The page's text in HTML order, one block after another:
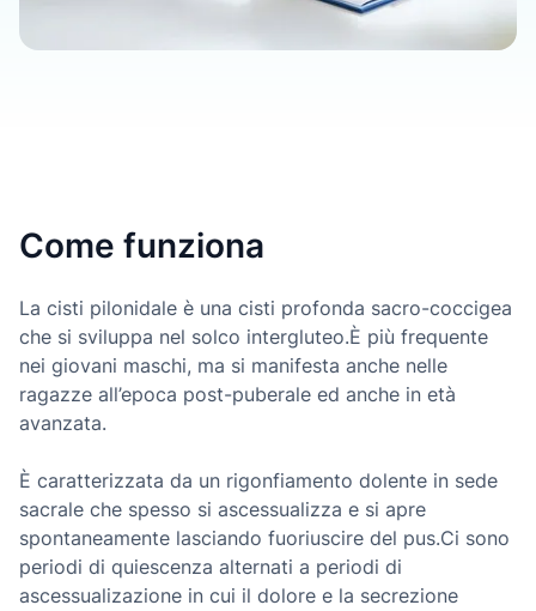
Come funziona
La cisti pilonidale è una cisti profonda sacro-coccigea
che si sviluppa nel solco intergluteo.È più frequente
nei giovani maschi, ma si manifesta anche nelle
ragazze all’epoca post-puberale ed anche in età
avanzata.
È caratterizzata da un rigonfiamento dolente in sede
sacrale che spesso si ascessualizza e si apre
spontaneamente lasciando fuoriuscire del pus.Ci sono
periodi di quiescenza alternati a periodi di
ascessualizazione in cui il dolore e la secrezione